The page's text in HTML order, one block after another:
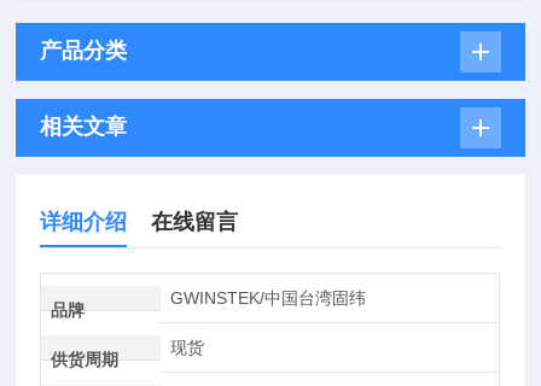
产品分类
相关文章
详细介绍 在线留言
品牌
GWINSTEK/中国台湾固纬
供货周期
现货